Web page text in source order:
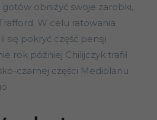
gotów obniżyć swoje zarobki,
W celu ratowania
się pokryć część pensji
rok później Chilijczyk trafił
czarnej części Mediolanu